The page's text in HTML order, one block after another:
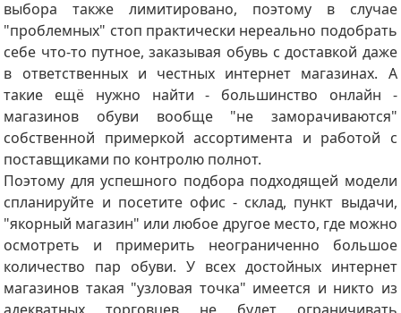
выбора также лимитировано, поэтому в случае
"проблемных" стоп практически нереально подобрать
себе что-то путное, заказывая обувь с доставкой даже
в ответственных и честных интернет магазинах. А
такие ещё нужно найти - большинство онлайн -
магазинов обуви вообще "не заморачиваются"
собственной примеркой ассортимента и работой с
поставщиками по контролю полнот.
Поэтому для успешного подбора подходящей модели
спланируйте и посетите офис - склад, пункт выдачи,
"якорный магазин" или любое другое место, где можно
осмотреть и примерить неограниченно большое
количество пар обуви. У всех достойных интернет
магазинов такая "узловая точка" имеется и никто из